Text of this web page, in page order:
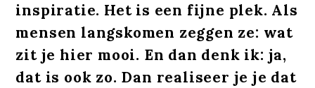
inspiratie. Het is een fijne plek. Als
mensen langskomen zeggen ze: wat
zit je hier mooi. En dan denk ik: ja,
dat is ook zo. Dan realiseer je je dat